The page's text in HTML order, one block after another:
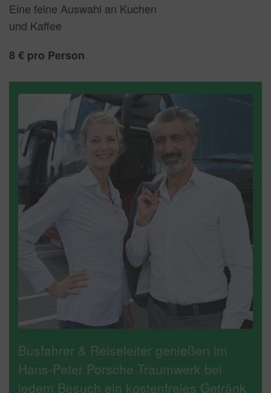
Eine feine Auswahl an Kuchen
und Kaffee
8 € pro Person
Busfahrer & Reiseleiter genießen im
Hans-Peter Porsche Traumwerk bei
jedem Besuch ein kostenfreies Getränk